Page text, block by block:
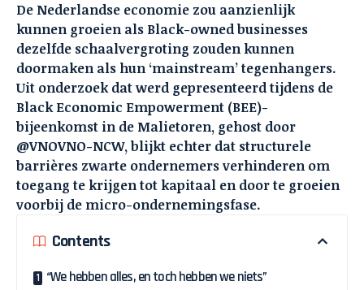
De Nederlandse economie zou aanzienlijk
kunnen groeien als Black-owned businesses
dezelfde schaalvergroting zouden kunnen
doormaken als hun ‘mainstream’ tegenhangers.
Uit onderzoek dat werd gepresenteerd tijdens de
Black Economic Empowerment (BEE)-
bijeenkomst in de Malietoren, gehost door
@VNOVNO-NCW, blijkt echter dat structurele
barrières zwarte ondernemers verhinderen om
toegang te krijgen tot kapitaal en door te groeien
voorbij de micro-ondernemingsfase.
Contents
“We hebben alles, en toch hebben we niets”